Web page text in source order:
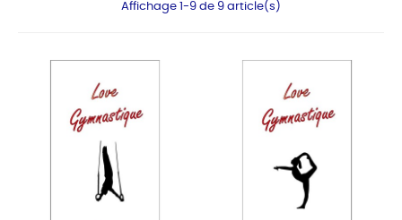
Affichage 1-9 de 9 article(s)